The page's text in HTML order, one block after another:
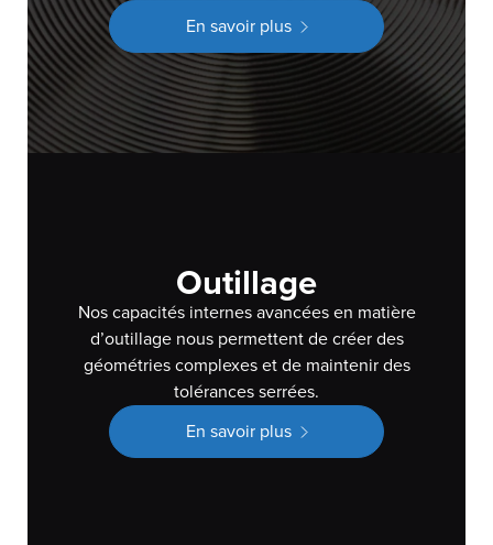
En savoir plus
Outillage
Nos capacités internes avancées en matière
d’outillage nous permettent de créer des
géométries complexes et de maintenir des
tolérances serrées.
En savoir plus